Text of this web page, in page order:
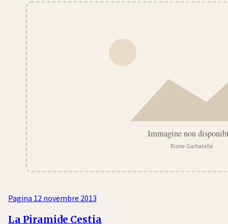
Pagina 12 novembre 2013
La Piramide Cestia